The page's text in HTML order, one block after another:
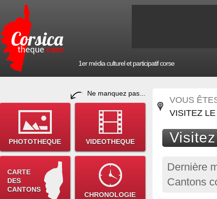
1er média culturel et participatif corse
Ne manquez pas...
PHOTOTHEQUE VIDEOTHEQUE
CARTE
DES
CANTONS
CHRONOLOGIE
VOUS
VISITEZ
Dernière
Cantons